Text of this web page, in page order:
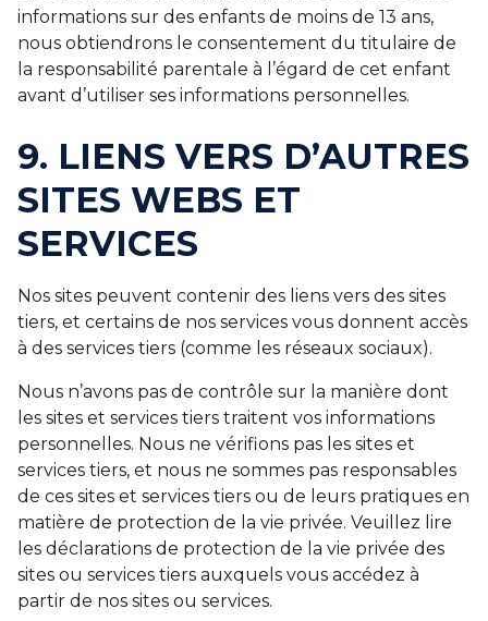
informations sur des enfants de moins de 13 ans,
nous obtiendrons le consentement du titulaire de
la responsabilité parentale à l’égard de cet enfant
avant d’utiliser ses informations personnelles.
9. LIENS VERS D’AUTRES
SITES WEBS ET
SERVICES
Nos sites peuvent contenir des liens vers des sites
tiers, et certains de nos services vous donnent accès
à des services tiers (comme les réseaux sociaux).
Nous n’avons pas de contrôle sur la manière dont
les sites et services tiers traitent vos informations
personnelles. Nous ne vérifions pas les sites et
services tiers, et nous ne sommes pas responsables
de ces sites et services tiers ou de leurs pratiques en
matière de protection de la vie privée. Veuillez lire
les déclarations de protection de la vie privée des
sites ou services tiers auxquels vous accédez à
partir de nos sites ou services.